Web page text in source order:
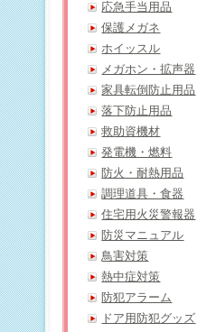
応急手当用品
保護メガネ
ホイッスル
メガホン・拡声器
家具転倒防止用品
落下防止用品
救助資機材
発電機・燃料
防火・耐熱用品
調理道具・食器
住宅用火災警報器
防災マニュアル
鳥害対策
熱中症対策
防犯アラーム
ドア用防犯グッズ